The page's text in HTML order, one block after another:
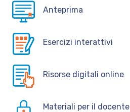
Anteprima
Esercizi interattivi
Risorse digitali online
Materiali per il docente